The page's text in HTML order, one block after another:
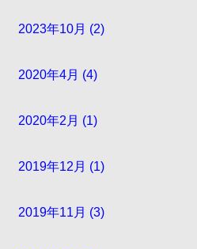
2023年10月 (2)
2020年4月 (4)
2020年2月 (1)
2019年12月 (1)
2019年11月 (3)